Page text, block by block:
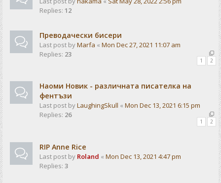
Replies: 12
Преводачески бисери
Last post byMarfa « Mon Dec 27, 2021 11:07 am
Replies: 23
1 2
Наоми Новик - различната писателка на
фентъзи
Last post byLaughingSkull « Mon Dec 13, 2021 6:15 pm
Replies: 26
1 2
RIP Anne Rice
Last post by Roland « Mon Dec 13, 2021 4:47 pm
Replies: 3